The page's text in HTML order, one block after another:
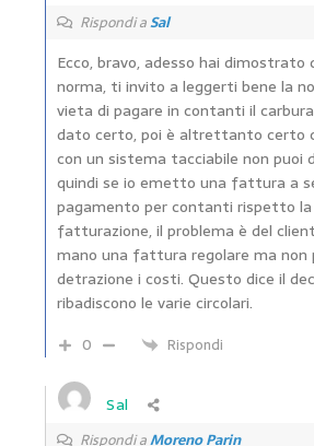
Rispondi aSal
Ecco, bravo, adesso hai dimostrato
norma, ti invito a leggerti bene la
vieta di pagare in contanti il
dato certo, poi è altrettanto certo
con un sistema tacciabile non puoi
quindi se io emetto una fattura a
pagamento per contanti rispetto la
fatturazione, il problema è del
mano una fattura regolare ma non
detrazione i costi. Questo dice il
ribadiscono le varie circolari.
0
Rispondi
Sal
Rispondi aMoreno Parin